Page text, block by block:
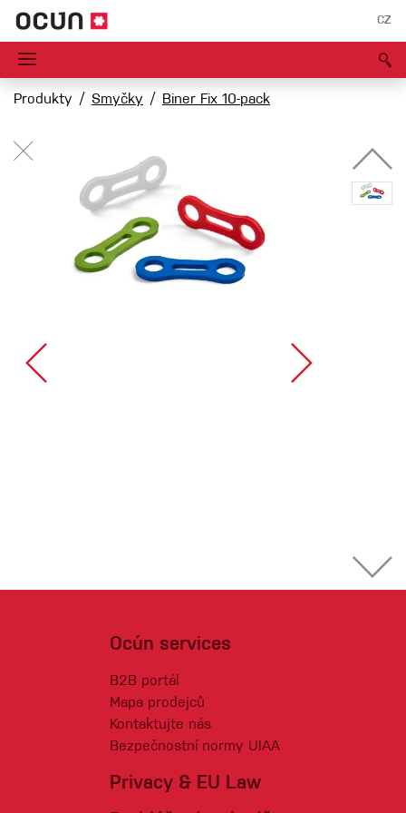
CZ
Produkty Smyčky Biner Fix 10-pack
Ocún services
B2B portál
Mapa prodejců
Kontaktujte nás
Bezpečnostní normy UIAA
Privacy & EU Law